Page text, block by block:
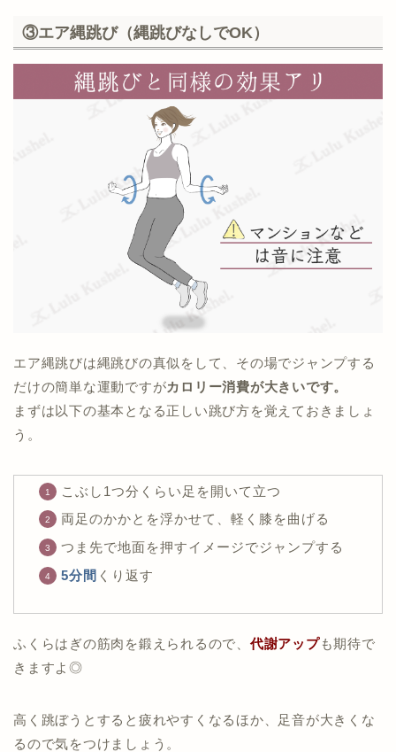
③エア縄跳び（縄跳びなしでOK）
エア縄跳びは縄跳びの真似をして、その場でジャンプする
だけの簡単な運動ですがカロリー消費が大きいです。
まずは以下の基本となる正しい跳び方を覚えておきましょ
う。
こぶし1つ分くらい足を開いて立つ
両足のかかとを浮かせて、軽く膝を曲げる
つま先で地面を押すイメージでジャンプする
5分間 くり返す
ふくらはぎの筋肉を鍛えられるので、 代謝アップも期待で
きますよ◎
高く跳ぼうとすると疲れやすくなるほか、足音が大きくな
るので気をつけましょう。